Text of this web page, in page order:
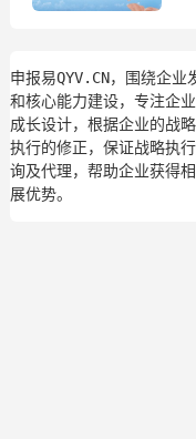
申报易QYV.CN，围绕企
和核心能力建设，专注企
成长设计，根据企业的战
执行的修正，保证战略执
询及代理，帮助企业获得
展优势。